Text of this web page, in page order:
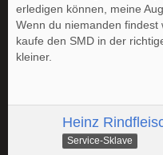
erledigen können, meine
Wenn du niemanden
kaufe den SMD in der
kleiner.
Heinz
Service-Sklave